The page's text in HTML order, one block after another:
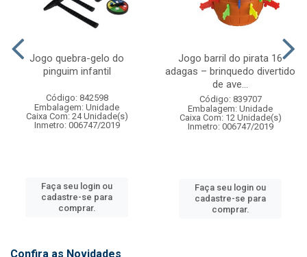
Jogo quebra-gelo do
pinguim infantil
Código: 842598
Embalagem: Unidade
Caixa Com: 24 Unidade(s)
Inmetro: 006747/2019
Faça seu login ou
cadastre-se para
comprar.
Jogo barril do pirata 16
adagas – brinquedo divertido
de ave...
Código: 839707
Embalagem: Unidade
Caixa Com: 12 Unidade(s)
Inmetro: 006747/2019
Faça seu login ou
cadastre-se para
comprar.
Confira as Novidades